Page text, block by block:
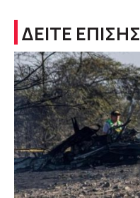
ΔΕΙΤΕ ΕΠΙΣΗΣ